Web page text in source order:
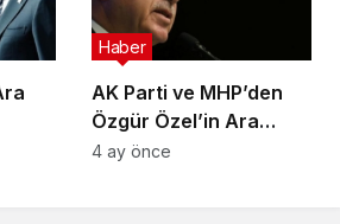
AK Parti ve MHP’den
Özgür Özel’in Ara
Seçim Çağrısına Ret
Haber
4 ay önce